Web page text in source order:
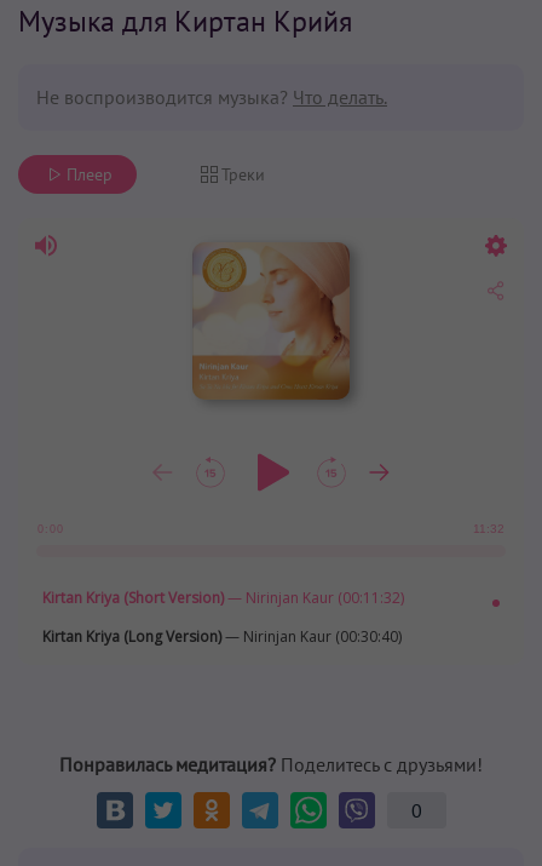
Музыка для Киртан Крийя
Не воспроизводится музыка? Что делать.
Плеер Треки
0:00 11:32
Kirtan Kriya (Short Version)— Nirinjan Kaur (00:11:32)
Kirtan Kriya (Long Version)— Nirinjan Kaur (00:30:40)
Понравилась медитация? Поделитесь с друзьями!
0